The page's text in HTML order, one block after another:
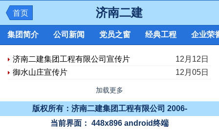
首页 济南二建
集团简介 公司新闻 党员之窗 经典工程 企业荣
12月12日
济南二建集团工程有限公司宣传片
12月05日
御水山庄宣传片
加载更多
版权所有：济南二建集团工程有限公司 2006-
当前界面： 448x896 android终端